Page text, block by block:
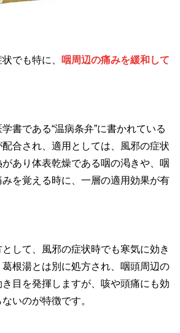
でも特に、
咽周辺の痛みを緩和して
書である“温病条弁”に書かれている
合され、適用としては、風邪の症状
あり体表乾燥である咽の渇きや、咽
を覚える時に、一層の適用効果が有
して、風邪の症状時でも寒気に効き
根湯とは別に処方され、咽頭周辺の
目を発揮しますが、咳や頭痛にも効
いのが特徴です。